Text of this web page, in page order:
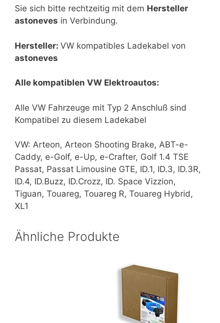
Sie sich bitte rechtzeitig mit dem Hersteller
astoneves in Verbindung.
Hersteller: VW kompatibles Ladekabel von
astoneves
Alle kompatiblen VW Elektroautos:
Alle VW Fahrzeuge mit Typ 2 Anschluß sind
Kompatibel zu diesem Ladekabel
VW: Arteon, Arteon Shooting Brake, ABT-e-
Caddy, e-Golf, e-Up, e-Crafter, Golf 1.4 TSE
Passat, Passat Limousine GTE, ID.1, ID.3, ID.3R,
ID.4, ID.Buzz, ID.Crozz, ID. Space Vizzion,
Tiguan, Touareg, Touareg R, Touareg Hybrid,
XL1
Ähnliche Produkte